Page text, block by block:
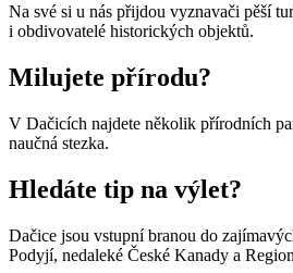
Na své si u nás přijdou vyznavači pěší
i obdivovatelé historických objektů.
Milujete přírodu?
V Dačicích najdete několik přírodních
naučná stezka.
Hledáte tip na výlet?
Dačice jsou vstupní branou do
Podyjí, nedaleké České Kanady a